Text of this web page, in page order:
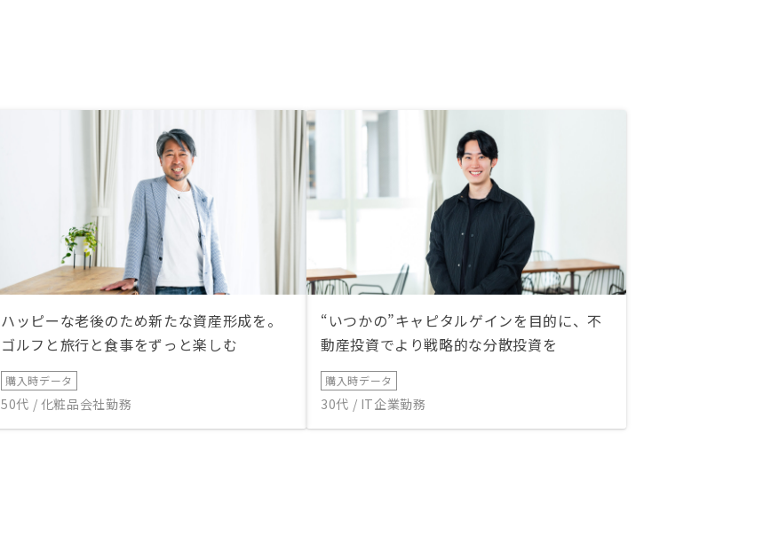
ハッピーな老後のため新たな資産形成を。
ゴルフと旅行と食事をずっと楽しむ
購入時データ
50代 / 化粧品会社勤務
“いつかの”キャピタルゲインを目的に、不
動産投資でより戦略的な分散投資を
購入時データ
30代 / IT企業勤務